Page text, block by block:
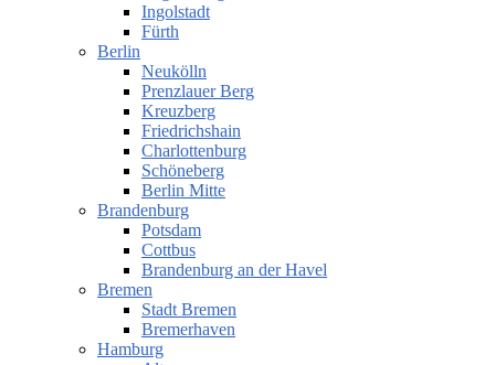
Ingolstadt
Fürth
Berlin
Neukölln
Prenzlauer Berg
Kreuzberg
Friedrichshain
Charlottenburg
Schöneberg
Berlin Mitte
Brandenburg
Potsdam
Cottbus
Brandenburg an der Havel
Bremen
Stadt Bremen
Bremerhaven
Hamburg